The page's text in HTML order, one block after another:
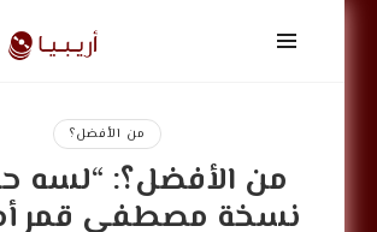
أريبيا
بوب
من الأفضل؟
من الأفضل؟: “لسه
نسخة مصطفى قمر